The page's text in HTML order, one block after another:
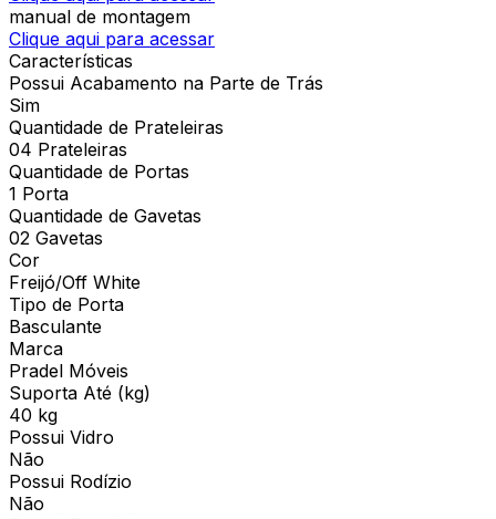
manual de montagem
Clique aqui para acessar
Características
Possui Acabamento na Parte de Trás
Sim
Quantidade de Prateleiras
04 Prateleiras
Quantidade de Portas
1 Porta
Quantidade de Gavetas
02 Gavetas
Cor
Freijó/Off White
Tipo de Porta
Basculante
Marca
Pradel Móveis
Suporta Até (kg)
40 kg
Possui Vidro
Não
Possui Rodízio
Não